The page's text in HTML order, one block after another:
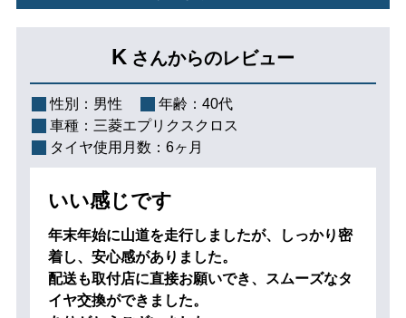
K さんからのレビュー
性別： 男性 年齢： 40代
車種： 三菱エプリクスクロス
タイヤ使用月数： 6ヶ月
いい感じです
年末年始に山道を走行しましたが、しっかり密
着し、安心感がありました。
配送も取付店に直接お願いでき、スムーズなタ
イヤ交換ができました。